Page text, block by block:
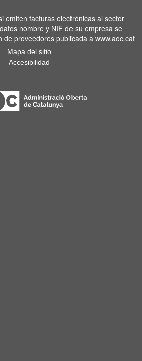
emiten facturas electrónicas al sector
nombre y NIF de su empresa se
de proveedores publicada a www.aoc.cat
Mapa del sitio
Accesibilidad